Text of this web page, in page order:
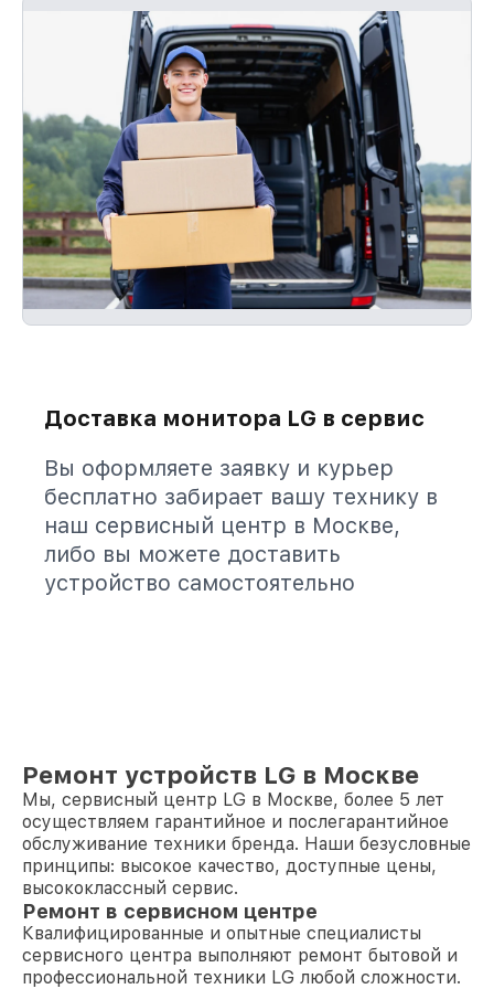
Доставка монитора LG в сервис
Вы оформляете заявку и курьер
бесплатно забирает вашу технику в
наш сервисный центр в Москве,
либо вы можете доставить
устройство самостоятельно
Ремонт устройств LG в Москве
Мы, сервисный центр LG в Москве, более 5 лет
осуществляем гарантийное и послегарантийное
обслуживание техники бренда. Наши безусловные
принципы: высокое качество, доступные цены,
высококлассный сервис.
Ремонт в сервисном центре
Квалифицированные и опытные специалисты
сервисного центра выполняют ремонт бытовой и
профессиональной техники LG любой сложности.